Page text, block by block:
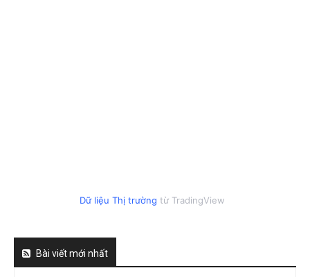
Dữ liệu Thị trường từ TradingView
Bài viết mới nhất